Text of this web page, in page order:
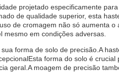
projetado especificamente
de qualidade superior, esta
de cromagem não só aumenta
em condições adversas.
forma de solo de precisão.A
forma do solo é
geral.A moagem de precisão